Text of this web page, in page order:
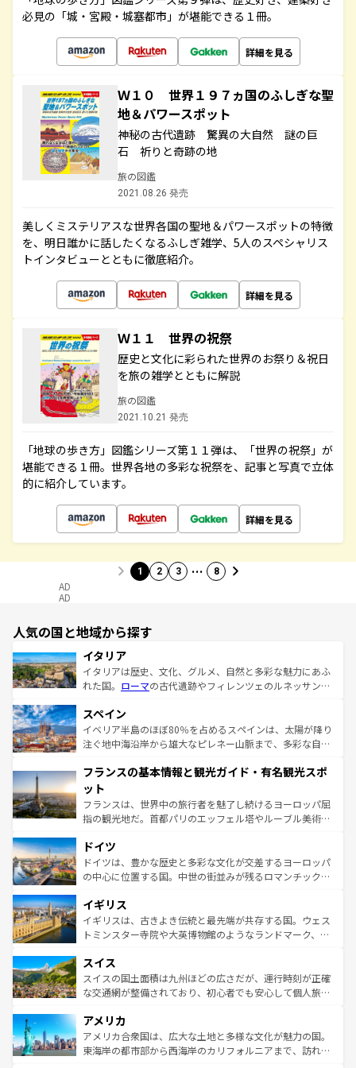
必見の「城・宮殿・城塞都市」が堪能できる１冊。
詳細を見る
Ｗ１０ 世界１９７ヵ国のふしぎな聖
地＆パワースポット
神秘の古代遺跡 驚異の大自然 謎の巨
石 祈りと奇跡の地
旅の図鑑
2021.08.26 発売
美しくミステリアスな世界各国の聖地＆パワースポットの特徴
を、明日誰かに話したくなるふしぎ雑学、5人のスペシャリス
トインタビューとともに徹底紹介。
詳細を見る
Ｗ１１ 世界の祝祭
歴史と文化に彩られた世界のお祭り＆祝日
を旅の雑学とともに解説
旅の図鑑
2021.10.21 発売
「地球の歩き方」図鑑シリーズ第１１弾は、「世界の祝祭」が
堪能できる１冊。世界各地の多彩な祝祭を、記事と写真で立体
的に紹介しています。
詳細を見る
1 2 3 … 8
AD
AD
人気の国と地域から探す
イタリア
イタリアは歴史、文化、グルメ、自然と多彩な魅力にあふ
れた国。 ローマの古代遺跡やフィレンツェのルネッサンス
ろん、トスカーナの美しい田園風景やアマルフィ海岸の絶
景など、自然景観も見逃せない。観光の合間には、本場の
ピザやパスタなど、絶品のイタリア料理を堪能することも
ませてくれるイタリアで、忘れられない旅をしてみよう！
なお、新着のイタリア情報は
しい。
スペイン
イベリア半島のほぼ80％を占めるスペインは、太陽が降り
注ぐ地中海沿岸から雄大なピレネー山脈まで、多彩な自然
文化が根付くこの国では、情熱的なフラメンコ、熱気あふ
れる闘牛、そして美味しいタパスが生活の一部となってい
る。首都マドリードの洗練された雰囲気や、バルセロナの
アートに溢れた街角から、地方では古代ローマ遺跡や中世
せる。地方によって風土や気候が異なるスペインはその個
性で訪れる人を魅了する。 なお、新着のスペイン情報は コ
ンテンツ一覧を参照してほしい。
フランスの基本情報と観光ガイド・有名観光スポ
ット
フランスは、世界中の旅行者を魅了し続けるヨーロッパ屈
指の観光地だ。首都パリのエッフェル塔やルーブル美術館
で、幅広い魅力が詰まっている。華麗な宮殿、歴史的な大
聖堂、美しいビーチ、そして豊かな自然が、訪れる者を心
から魅了する。また、フランスは美食の国としても知ら
いる。シャンパンの発祥地であるランス、プロヴァンスの
香り高いラベンダー畑など、多彩な楽しみ方が可能だ。さ
らに、パリ以外の地域にも魅力が溢れており、どの街角に
れる地方に足を運ぶとそれぞれで全く異なる文化を体験で
きるだろう。 なお、新着のフランス情報はコンテンツ一覧
を参照してほしい。
ドイツ
ドイツは、豊かな歴史と多彩な文化が交差するヨーロッパ
の中心に位置する国。中世の街並みが残るロマンチック街
顔を持つこの国は、どこを歩いても飽きることがない。ベ
ルリンの文化的活気、バイエルン州のアルプスの絶景、そ
してライン川沿いのワイン畑といった風景は必見。ビール
は、お酒好きな人にはぜひ体験してほしい。 なお、新着の
ドイツ情報はコンテンツ一覧を参照してほしい。
イギリス
イギリスは、古きよき伝統と最先端が共存する国。ウェス
トミンスター寺院や大英博物館のようなランドマーク、歴
リアごとに異なる魅力がある。また、優雅なアフタヌーン
ティー、ビール好きにはたまらない英国パブ、サッカー観
戦など、本場だからこそできる体験も豊富。イギリスを旅
ンツ一覧を参照してほしい。
スイス
スイスの国土面積は九州ほどの広さだが、運行時刻が正確
な交通網が整備されており、初心者でも安心して個人旅行
の建物がそのまま残る町や、スイスならではのユニークな
博物館もあり、アルプス観光だけでなく町歩きも満喫する
ことができる。国民の所得が高いため物価も高いが、旅行
アメリカ
アメリカ合衆国は、広大な土地と多様な文化が魅力の国。
東海岸の都市部から西海岸のカリフォルニアまで、訪れる